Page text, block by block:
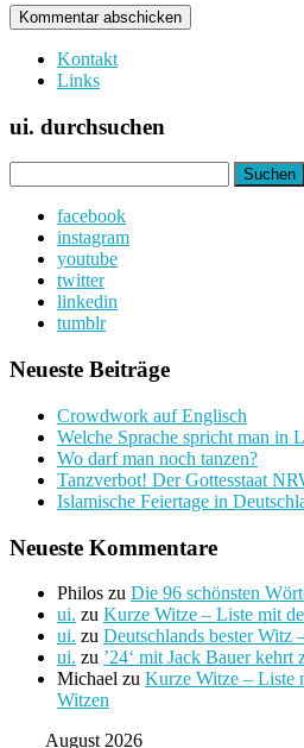
Kontakt
Links
ui. durchsuchen
nach:
facebook
instagram
youtube
twitter
linkedin
tumblr
Neueste Beiträge
Crowdwork auf Englisch
Welche Sprache spricht man in
Wo darf man noch tanzen?
Tanzverbot! Der Gottesstaat
Islamische Feiertage in
Neueste Kommentare
Philos zu Die 96 schönsten
ui. zu Kurze Witze – Liste mit
ui. zu Deutschlands bester Witz
ui. zu ’24‘ mit Jack Bauer kehrt
Michael zu Kurze Witze – Liste
Witzen
August 2026